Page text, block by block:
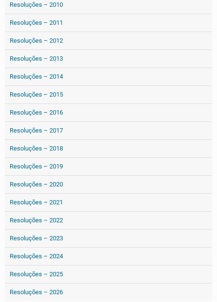
Resoluções – 2010
Resoluções – 2011
Resoluções – 2012
Resoluções – 2013
Resoluções – 2014
Resoluções – 2015
Resoluções – 2016
Resoluções – 2017
Resoluções – 2018
Resoluções – 2019
Resoluções – 2020
Resoluções – 2021
Resoluções – 2022
Resoluções – 2023
Resoluções – 2024
Resoluções – 2025
Resoluções – 2026